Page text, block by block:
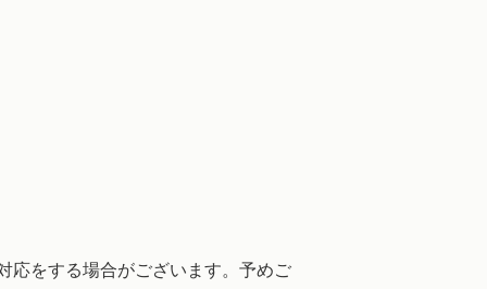
応をする場合がございます。予めご